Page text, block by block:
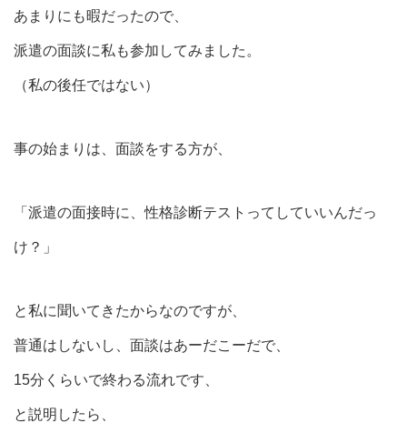
あまりにも暇だったので、
派遣の面談に私も参加してみました。
（私の後任ではない）
事の始まりは、面談をする方が、
「派遣の面接時に、性格診断テストってしていいんだっ
け？」
と私に聞いてきたからなのですが、
普通はしないし、面談はあーだこーだで、
15分くらいで終わる流れです、
と説明したら、